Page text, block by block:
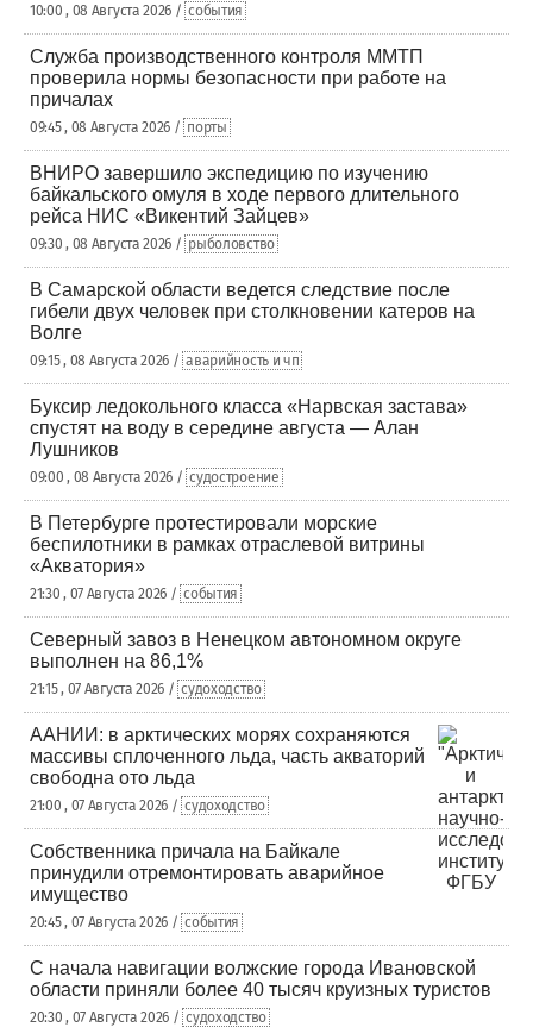
10:00 , 08 Августа 2026 / события
Служба производственного контроля ММТП
проверила нормы безопасности при работе на
причалах
09:45 , 08 Августа 2026 / порты
ВНИРО завершило экспедицию по изучению
байкальского омуля в ходе первого длительного
рейса НИС «Викентий Зайцев»
09:30 , 08 Августа 2026 / рыболовство
В Самарской области ведется следствие после
гибели двух человек при столкновении катеров на
Волге
09:15 , 08 Августа 2026 / аварийность и чп
Буксир ледокольного класса «Нарвская застава»
спустят на воду в середине августа — Алан
Лушников
09:00 , 08 Августа 2026 / судостроение
В Петербурге протестировали морские
беспилотники в рамках отраслевой витрины
«Акватория»
21:30 , 07 Августа 2026 / события
Северный завоз в Ненецком автономном округе
выполнен на 86,1%
21:15 , 07 Августа 2026 / судоходство
ААНИИ: в арктических морях сохраняются
массивы сплоченного льда, часть акваторий
свободна ото льда
21:00 , 07 Августа 2026 / судоходство
Собственника причала на Байкале
принудили отремонтировать аварийное
имущество
20:45 , 07 Августа 2026 / события
С начала навигации волжские города Ивановской
области приняли более 40 тысяч круизных туристов
20:30 , 07 Августа 2026 / судоходство